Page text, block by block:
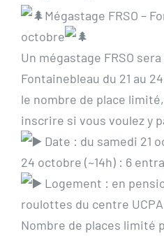
Mégastage FRSO –
octobre
Un mégastage FRSO
Fontainebleau du 21 au
le nombre de place
inscrire si vous voulez y
Date : du samedi 21
24 octobre (~14h) : 6
Logement : en
roulottes du centre
Nombre de places limité